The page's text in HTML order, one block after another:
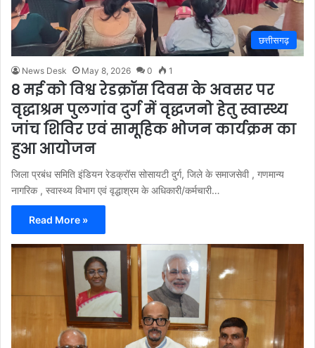
छत्तीसगढ़
News Desk May 8, 2026 0 1
8 मई को विश्व रेडक्रॉस दिवस के अवसर पर
वृद्धाश्रम पुलगांव दुर्ग में वृद्धजनो हेतु स्वास्थ्य
जांच शिविर एवं सामूहिक भोजन कार्यक्रम का
हुआ आयोजन
जिला प्रबंध समिति इंडियन रेडक्रॉस सोसायटी दुर्ग, जिले के समाजसेवी , गणमान्य
नागरिक , स्वास्थ्य विभाग एवं वृद्धाश्रम के अधिकारी/कर्मचारी…
Read More »